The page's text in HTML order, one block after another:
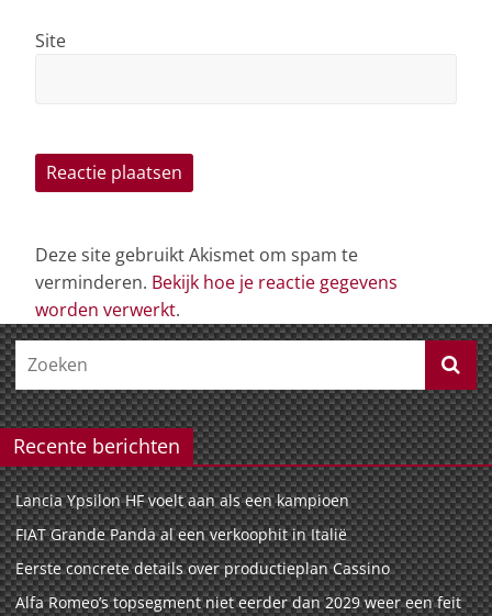
Site
Deze site gebruikt Akismet om spam te
verminderen. Bekijk hoe je reactie gegevens
worden verwerkt.
Recente berichten
Lancia Ypsilon HF voelt aan als een kampioen
FIAT Grande Panda al een verkoophit in Italië
Eerste concrete details over productieplan Cassino
Alfa Romeo’s topsegment niet eerder dan 2029 weer een feit